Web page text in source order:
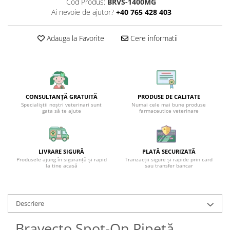
Ai nevoie de ajutor? +40 765 428 403
Adauga la Favorite Cere informatii
CONSULTANȚĂ GRATUITĂ
Specialiștii noștri veterinari sunt
gata să te ajute
PRODUSE DE CALITATE
Numai cele mai bune produse
farmaceutice veterinare
LIVRARE SIGURĂ
Produsele ajung în siguranță și rapid
la tine acasă
PLATĂ SECURIZATĂ
Tranzacții sigure și rapide prin card
sau transfer bancar
Descriere